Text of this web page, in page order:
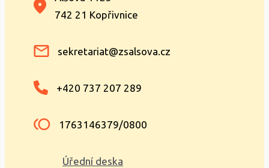
742 21 Kopřivnice
sekretariat@zsalsova.cz
+420 737 207 289
1763146379/0800
Úřední deska